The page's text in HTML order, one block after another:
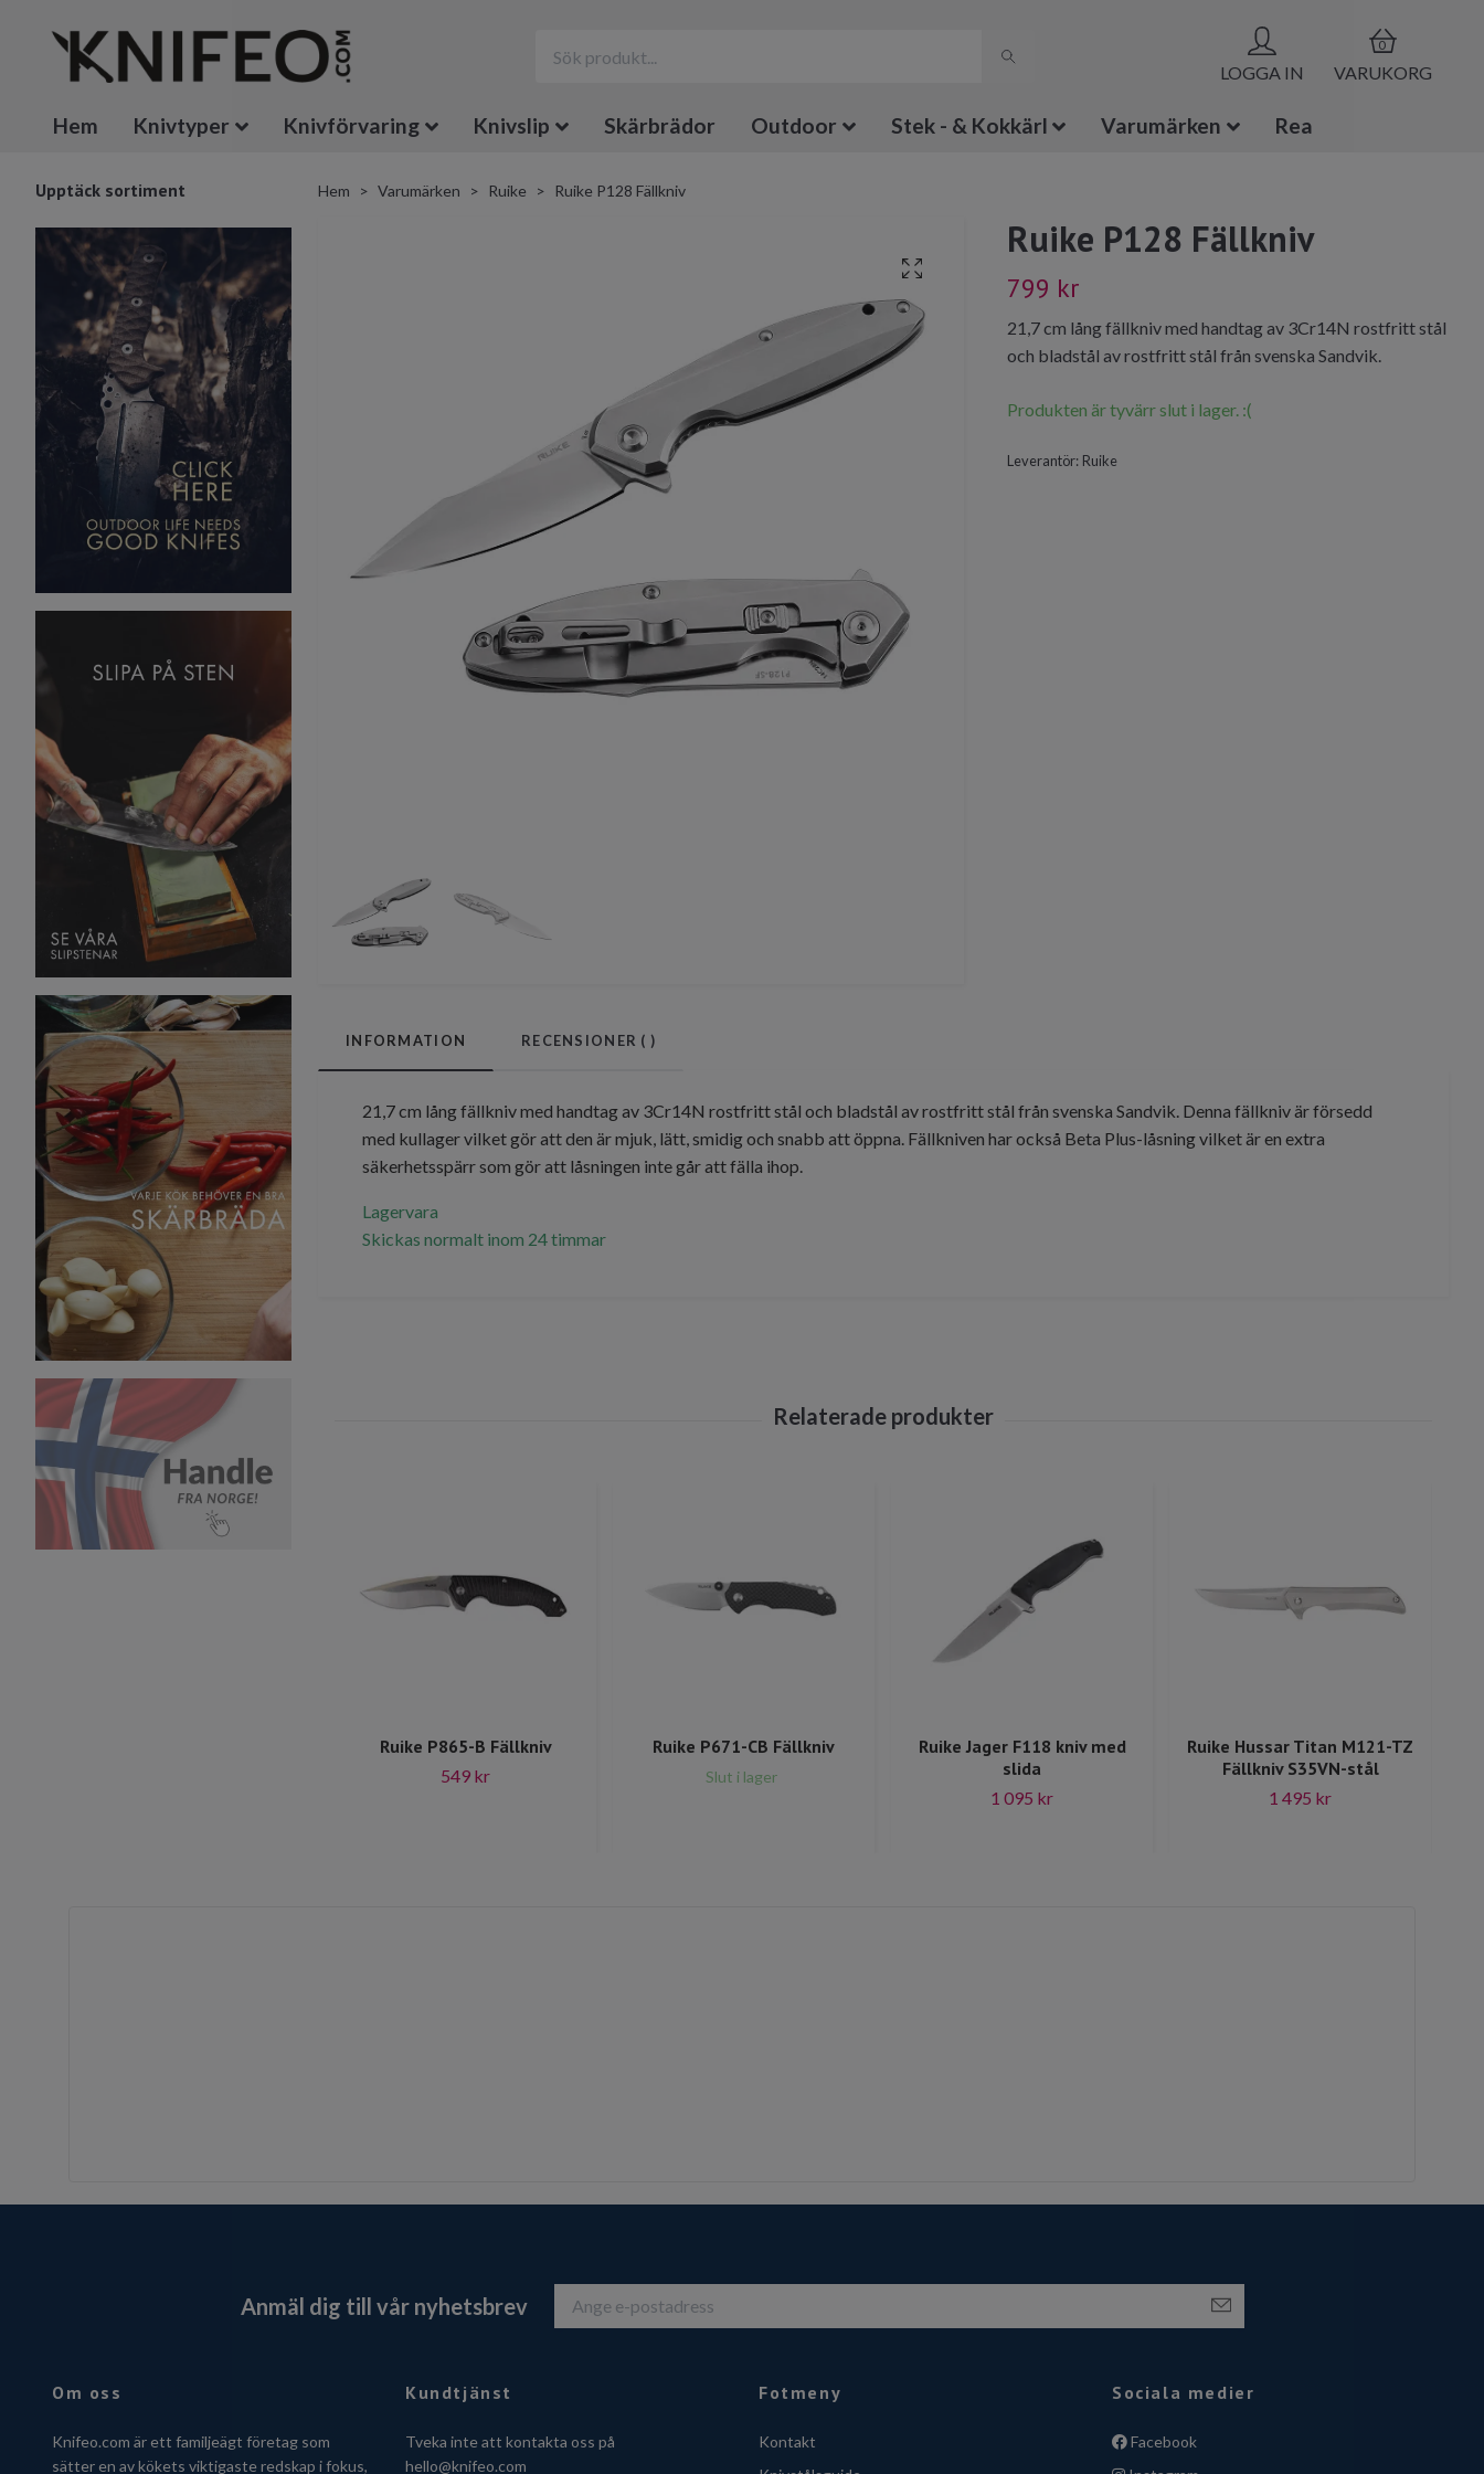
LOGGA IN
0
VARUKORG
Hem Knivtyper Knivförvaring Knivslip Skärbrädor Outdoor Stek - & Kokkärl Varumärken Rea
Upptäck sortiment Hem Varumärken Ruike Ruike P128 Fällkniv
Ruike P128 Fällkniv
799 kr
21,7 cm lång fällkniv med handtag av 3Cr14N rostfritt stål
och bladstål av rostfritt stål från svenska Sandvik.
Produkten är tyvärr slut i lager. :(
Leverantör: Ruike
INFORMATION RECENSIONER ( )
21,7 cm lång fällkniv med handtag av 3Cr14N rostfritt stål och bladstål av rostfritt stål från svenska Sandvik. Denna fällkniv är försedd
med kullager vilket gör att den är mjuk, lätt, smidig och snabb att öppna. Fällkniven har också Beta Plus-låsning vilket är en extra
säkerhetsspärr som gör att låsningen inte går att fälla ihop.
Lagervara
Skickas normalt inom 24 timmar
Ruike P865-B Fällkniv
549 kr
Ruike P671-CB Fällkniv
Slut i lager
Ruike Jager F118 kniv med
slida
1 095 kr
Ruike Hussar Titan M121-TZ
Fällkniv S35VN-stål
1 495 kr
Anmäl dig till vår nyhetsbrev
Om oss
Knifeo.com är ett familjeägt företag som
sätter en av kökets viktigaste redskap i fokus,
Kundtjänst
Tveka inte att kontakta oss på
hello@knifeo.com
Fotmeny
Kontakt
Sociala medier
Facebook